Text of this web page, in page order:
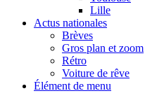
Lille
Actus nationales
Brèves
Gros plan et zoom
Rétro
Voiture de rêve
Élément de menu